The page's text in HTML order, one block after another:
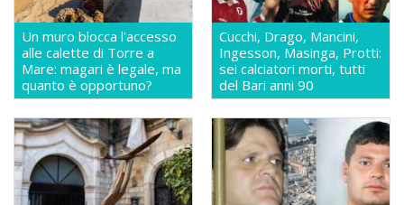
Un muro blocca l'accesso
alle calette di Torre a
Mare: magari è legale, ma
quanto è opportuno?
Cucchi, Drago, Mancini,
Ingesson, Masinga, Protti:
sei calciatori morti, tutti
del Bari anni 90